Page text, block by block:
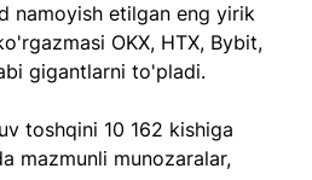
namoyish etilgan eng yirik
OKX, HTX, Bybit,
gigantlarni to'pladi.
toshqini 10 162 kishiga
mazmunli munozaralar,